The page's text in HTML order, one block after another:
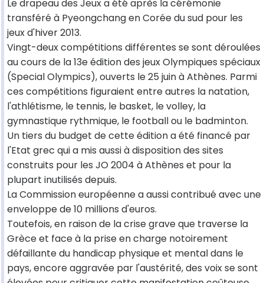
Le drapeau des Jeux a été après la cérémonie
transféré à Pyeongchang en Corée du sud pour les
jeux d'hiver 2013.
Vingt-deux compétitions différentes se sont déroulées
au cours de la 13e édition des jeux Olympiques spéciaux
(Special Olympics), ouverts le 25 juin à Athènes. Parmi
ces compétitions figuraient entre autres la natation,
l'athlétisme, le tennis, le basket, le volley, la
gymnastique rythmique, le football ou le badminton.
Un tiers du budget de cette édition a été financé par
l'Etat grec qui a mis aussi à disposition des sites
construits pour les JO 2004 à Athènes et pour la
plupart inutilisés depuis.
La Commission européenne a aussi contribué avec une
enveloppe de 10 millions d'euros.
Toutefois, en raison de la crise grave que traverse la
Grèce et face à la prise en charge notoirement
défaillante du handicap physique et mental dans le
pays, encore aggravée par l'austérité, des voix se sont